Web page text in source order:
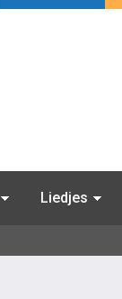
Liedjes